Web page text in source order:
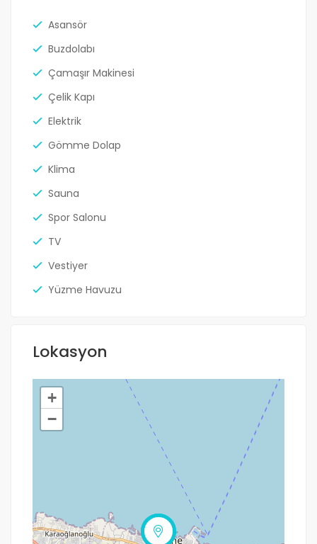
Asansör
Buzdolabı
Çamaşır Makinesi
Çelik Kapı
Elektrik
Gömme Dolap
Klima
Sauna
Spor Salonu
TV
Vestiyer
Yüzme Havuzu
Lokasyon
+
−